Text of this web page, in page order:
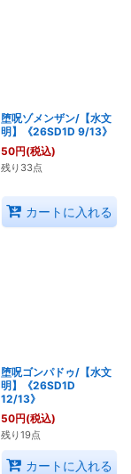
堕呪ゾメンザン/【水文
明】《26SD1D 9/13》
50円(税込)
残り33点
カートに入れる
堕呪ゴンパドゥ/【水文
明】《26SD1D
12/13》
50円(税込)
残り19点
カートに入れる